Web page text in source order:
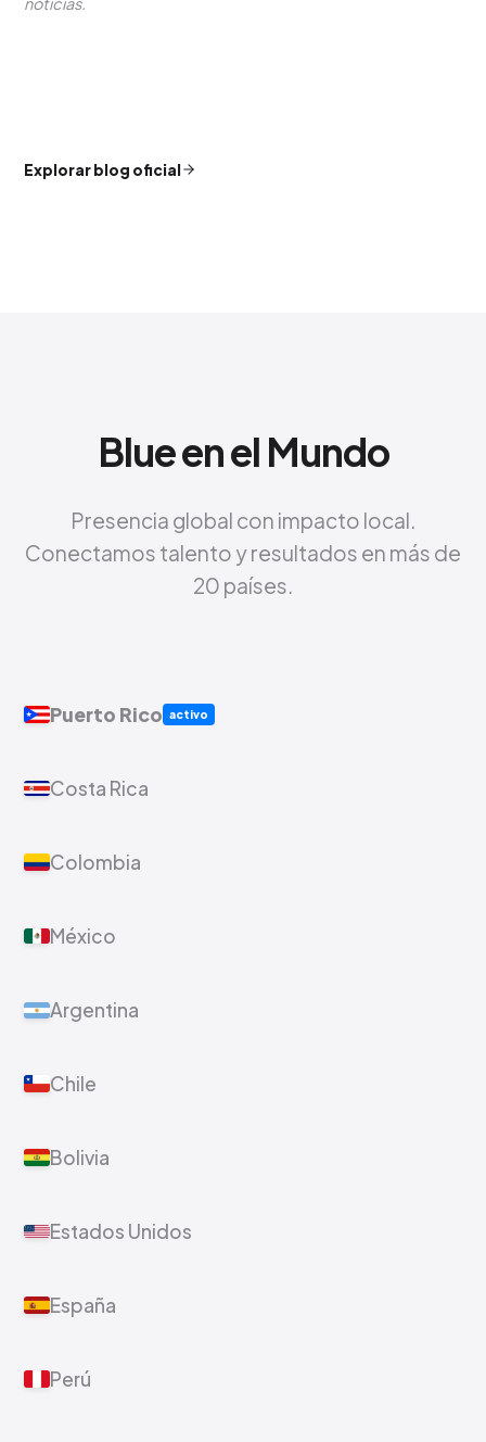
Explorar blog oficial
Blue en el Mundo
Presencia global con impacto local.
Conectamos talento y resultados en más de
20 países.
Puerto Rico activo
Costa Rica
Colombia
México
Argentina
Chile
Bolivia
Estados Unidos
España
Perú